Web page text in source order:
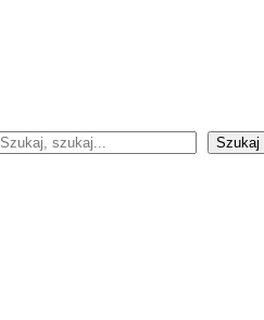
Szukaj Szukaj